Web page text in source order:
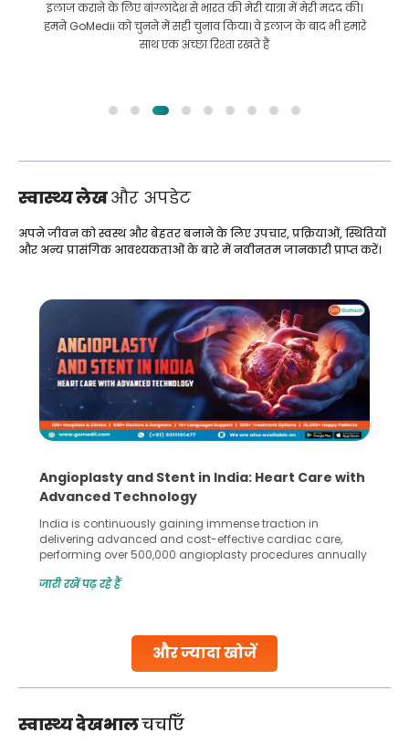
इलाज कराने के लिए बांग्लादेश से भारत की मेरी यात्रा में मेरी मदद की।
हमने GoMedii को चुनने में सही चुनाव किया। वे इलाज के बाद भी हमारे
साथ एक अच्छा रिश्ता रखते हैं
स्वास्थ्य लेखऔर अपडेट
और ज्यादा खोजें
अपने जीवन को स्वस्थ और बेहतर बनाने के लिए उपचार, प्रक्रियाओं, स्थितियों
और अन्य प्रासंगिक आवश्यकताओं के बारे में नवीनतम जानकारी प्राप्त करें।
Care with
traction in
cardiac care,
annually
angioplasty and
5 Essential Steps for Effective
Collection and Processing Methods
Human sperm collection and processing
in advanced reproductive techniques like In
Fertilization (IVF) and intrauterine
collected, they process the
Continue Reading
स्वास्थ्य देखभालचर्चाएँ